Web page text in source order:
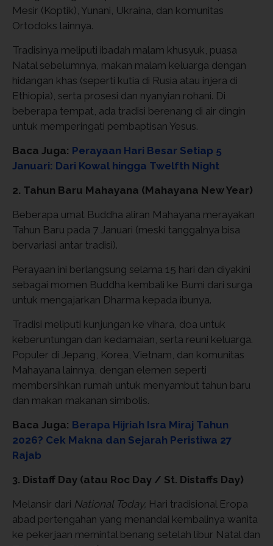
Mesir (Koptik), Yunani, Ukraina, dan komunitas
Ortodoks lainnya.
Tradisinya meliputi ibadah malam khusyuk, puasa
Natal sebelumnya, makan malam keluarga dengan
hidangan khas (seperti kutia di Rusia atau injera di
Ethiopia), serta prosesi dan nyanyian rohani. Di
beberapa tempat, ada tradisi berenang di air dingin
untuk memperingati pembaptisan Yesus.
Baca Juga: Perayaan Hari Besar Setiap 5
Januari: Dari Kowal hingga Twelfth Night
2. Tahun Baru Mahayana (Mahayana New Year)
Beberapa umat Buddha aliran Mahayana merayakan
Tahun Baru pada 7 Januari (meski tanggalnya bisa
bervariasi antar tradisi).
Perayaan ini berlangsung selama 15 hari dan diyakini
sebagai momen Buddha kembali ke Bumi dari surga
untuk mengajarkan Dharma kepada ibunya.
Tradisi meliputi kunjungan ke vihara, doa untuk
keberuntungan dan kedamaian, serta reuni keluarga.
Populer di Jepang, Korea, Vietnam, dan komunitas
Mahayana lainnya, dengan elemen seperti
membersihkan rumah untuk menyambut tahun baru
dan makan makanan simbolis.
Baca Juga: Berapa Hijriah Isra Miraj Tahun
2026? Cek Makna dan Sejarah Peristiwa 27
Rajab
3. Distaff Day (atau Roc Day / St. Distaffs Day)
Melansir dari National Today, Hari tradisional Eropa
abad pertengahan yang menandai kembalinya wanita
ke pekerjaan memintal benang setelah libur Natal dan